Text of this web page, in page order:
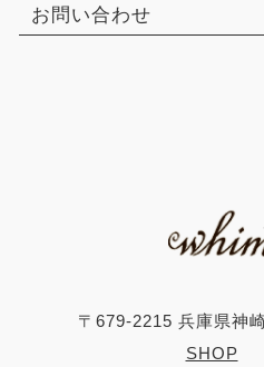
〒679-2215 兵庫県神
SHOP
お問い合わせ